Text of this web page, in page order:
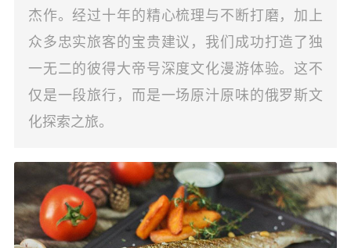
杰作。经过十年的精心梳理与不断打磨，加上
众多忠实旅客的宝贵建议，我们成功打造了独
一无二的彼得大帝号深度文化漫游体验。这不
仅是一段旅行，而是一场原汁原味的俄罗斯文
化探索之旅。